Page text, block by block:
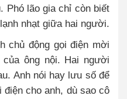
Phó lão gia chỉ còn biết
nhạt giữa hai người.
chủ động gọi điện mời
ông nội. Hai người
Anh nói hay lưu số để
cho anh, dù sao cô